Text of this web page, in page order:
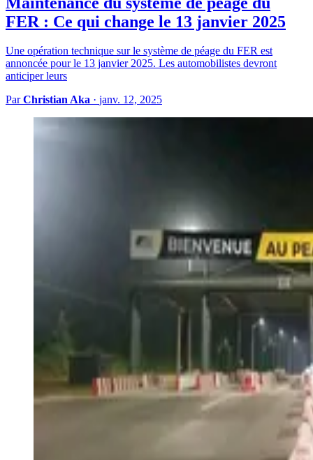
FER : Ce qui change le 13 janvier 2025
Une opération technique sur le système de péage du FER est
annoncée pour le 13 janvier 2025. Les automobilistes devront
anticiper leurs
ParChristian Aka · janv. 12, 2025